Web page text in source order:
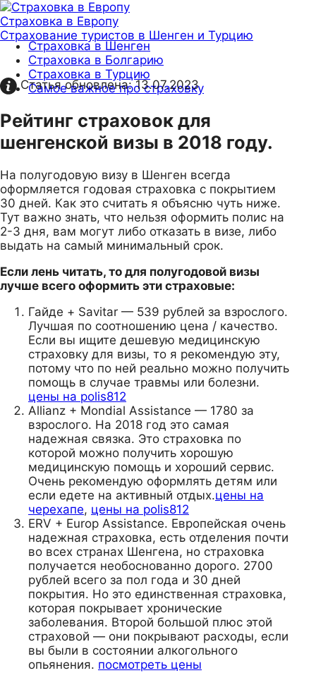
Страховка в Европу
Страхование туристов в Шенген и Турцию
Страховка в Шенген
Страховка в Болгарию
Страховка в Турцию
Самое важное про страховку
Статья обновлена:13.07.2023
Рейтинг страховок для
шенгенской визы в 2018 году.
На полугодовую визу в Шенген всегда
оформляется годовая страховка с покрытием
30 дней. Как это считать я объясню чуть ниже.
Тут важно знать, что нельзя оформить полис на
2-3 дня, вам могут либо отказать в визе, либо
выдать на самый минимальный срок.
Если лень читать, то для полугодовой визы
лучше всего оформить эти страховые:
Гайде + Savitar — 539 рублей за взрослого.
Лучшая по соотношению цена / качество.
Если вы ищите дешевую медицинскую
страховку для визы, то я рекомендую эту,
потому что по ней реально можно получить
помощь в случае травмы или болезни.
цены на polis812
Allianz + Mondial Assistance — 1780 за
взрослого. На 2018 год это самая
надежная связка. Это страховка по
которой можно получить хорошую
медицинскую помощь и хороший сервис.
Очень рекомендую оформлять детям или
если едете на активный отдых.цены на
черехапе, цены на polis812
ERV + Europ Assistance. Европейская очень
надежная страховка, есть отделения почти
во всех странах Шенгена, но страховка
получается необоснованно дорого. 2700
рублей всего за пол года и 30 дней
покрытия. Но это единственная страховка,
которая покрывает хронические
заболевания. Второй большой плюс этой
страховой — они покрывают расходы, если
вы были в состоянии алкогольного
опьянения. посмотреть цены